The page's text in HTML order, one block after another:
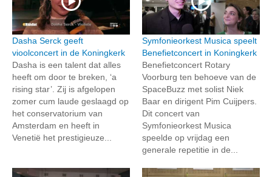
Dasha Serck geeft
vioolconcert in de Koningkerk
Dasha is een talent dat alles
heeft om door te breken, ‘a
rising star’. Zij is afgelopen
zomer cum laude geslaagd op
het conservatorium van
Amsterdam en heeft in
Venetië het prestigieuze...
Symfonieorkest Musica speelt
Benefietconcert in Koningkerk
Benefietconcert Rotary
Voorburg ten behoeve van de
SpaceBuzz met solist Niek
Baar en dirigent Pim Cuijpers.
Dit concert van
Symfonieorkest Musica
speelde op vrijdag een
generale repetitie in de...